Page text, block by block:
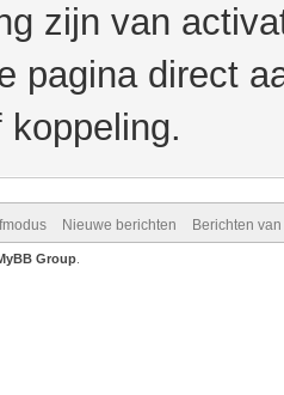
zijn van
pagina direct
Nieuwe berichten Berichten
Group